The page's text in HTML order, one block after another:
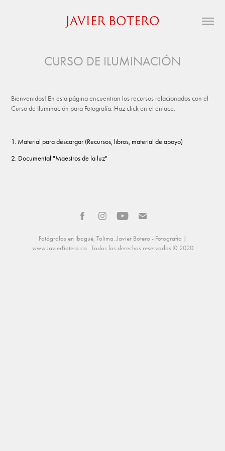
JAVIER BOTERO
CURSO DE ILUMINACIÓN
Bienvenidos! En esta página encuentran los recursos relacionados con el
Curso de Iluminación para Fotografía. Haz click en el enlace:
1. Material para descargar (Recursos, libros, material de apoyo)
2. Documental "Maestros de la luz"
Fotógrafos en Ibagué, Tolima. Javier Botero - Fotografía |
www.JavierBotero.co . Todos los derechos reservados © 2020